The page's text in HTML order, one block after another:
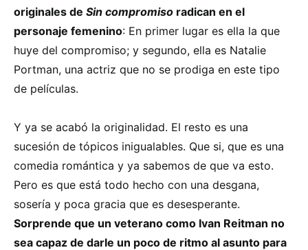
originales de Sin compromiso radican en el
personaje femenino: En primer lugar es ella la que
huye del compromiso; y segundo, ella es Natalie
Portman, una actriz que no se prodiga en este tipo
de películas.
Y ya se acabó la originalidad. El resto es una
sucesión de tópicos inigualables. Que si, que es una
comedia romántica y ya sabemos de que va esto.
Pero es que está todo hecho con una desgana,
sosería y poca gracia que es desesperante.
Sorprende que un veterano como Ivan Reitman no
sea capaz de darle un poco de ritmo al asunto para